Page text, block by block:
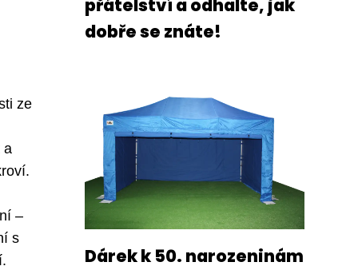
ze
a
–
s
přátelství a odhalte, jak
dobře se znáte!
Dárek k 50. narozeninám